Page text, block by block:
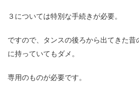
３については特別な手続きが必要。
ですので、タンスの後ろから出てきた
に持っていてもダメ。
専用のものが必要です。